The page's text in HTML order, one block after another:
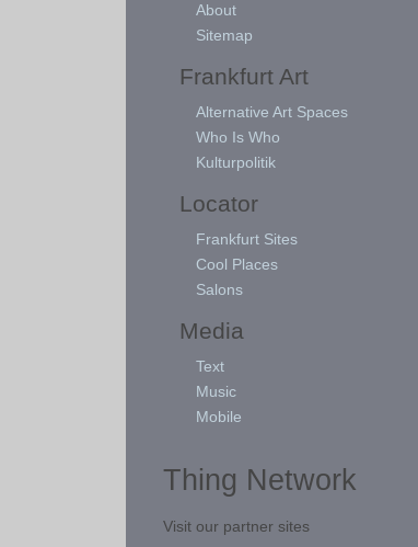
About
Sitemap
Frankfurt Art
Alternative Art Spaces
Who Is Who
Kulturpolitik
Locator
Frankfurt Sites
Cool Places
Salons
Media
Text
Music
Mobile
Thing Network
Visit our partner sites